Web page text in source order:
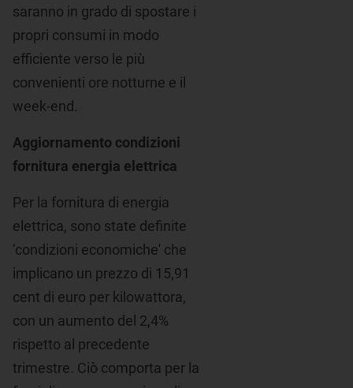
saranno in grado di spostare i
propri consumi in modo
efficiente verso le più
convenienti ore notturne e il
week-end.
Aggiornamento condizioni
fornitura energia elettrica
Per la fornitura di energia
elettrica, sono state definite
‘condizioni economiche' che
implicano un prezzo di 15,91
cent di euro per kilowattora,
con un aumento del 2,4%
rispetto al precedente
trimestre. Ciò comporta per la